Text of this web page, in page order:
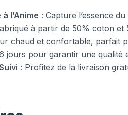
l’Anime : Capture l’essence
à partir de 50% coton
chaud et confortable, parfait
jours pour garantir une qualité
: Profitez de la livraison